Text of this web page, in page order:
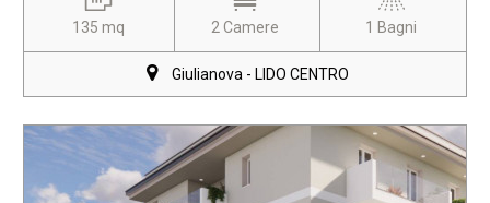
135 mq 2 Camere 1 Bagni
Giulianova - LIDO CENTRO